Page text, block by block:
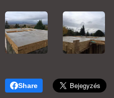
Share